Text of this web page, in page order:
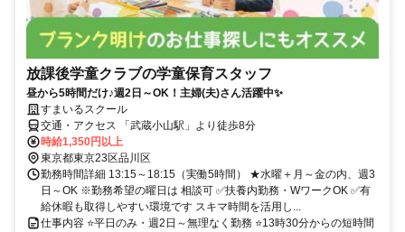
放課後学童クラブの学童保育スタッフ
昼から5時間だけ♪週2日～OK！主婦(夫)さん活躍中✨
すまいるスクール
交通・アクセス 「武蔵小山駅」より徒歩8分
時給1,350円以上
東京都東京23区品川区
勤務時間詳細 13:15～18:15（実働5時間） ★水曜＋月～金の内、週3
日～OK ※勤務希望の曜日は 相談可 ✅扶養内勤務・WワークOK ✅有
給休暇も取得しやすい環境です スキマ時間を活用し...
仕事内容 ⭐平日のみ・週2日～無理なく勤務 ⭐13時30分からの短時間